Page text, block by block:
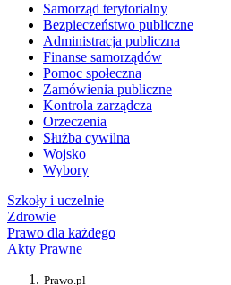
Samorząd terytorialny
Bezpieczeństwo publiczne
Administracja publiczna
Finanse samorządów
Pomoc społeczna
Zamówienia publiczne
Kontrola zarządcza
Orzeczenia
Służba cywilna
Wojsko
Wybory
Szkoły i uczelnie
Zdrowie
Prawo dla każdego
Akty Prawne
Prawo.pl